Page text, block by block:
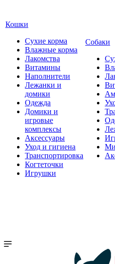
Кошки
Сухие корма
Влажные корма
Лакомства
Витамины
Наполнители
Лежанки и
домики
Одежда
Домики и
игровые
комплексы
Аксессуары
Уход и гигиена
Транспортировка
Когтеточки
Игрушки
Собаки